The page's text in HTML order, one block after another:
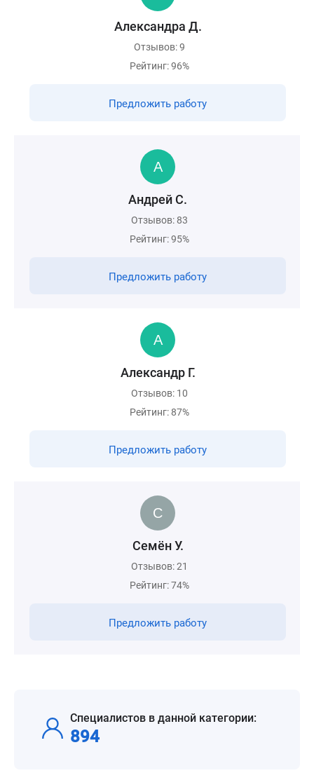
Александра Д.
Отзывов: 9
Рейтинг: 96%
Предложить работу
Андрей С.
Отзывов: 83
Рейтинг: 95%
Предложить работу
Александр Г.
Отзывов: 10
Рейтинг: 87%
Предложить работу
Семён У.
Отзывов: 21
Рейтинг: 74%
Предложить работу
Специалистов в данной категории:
894